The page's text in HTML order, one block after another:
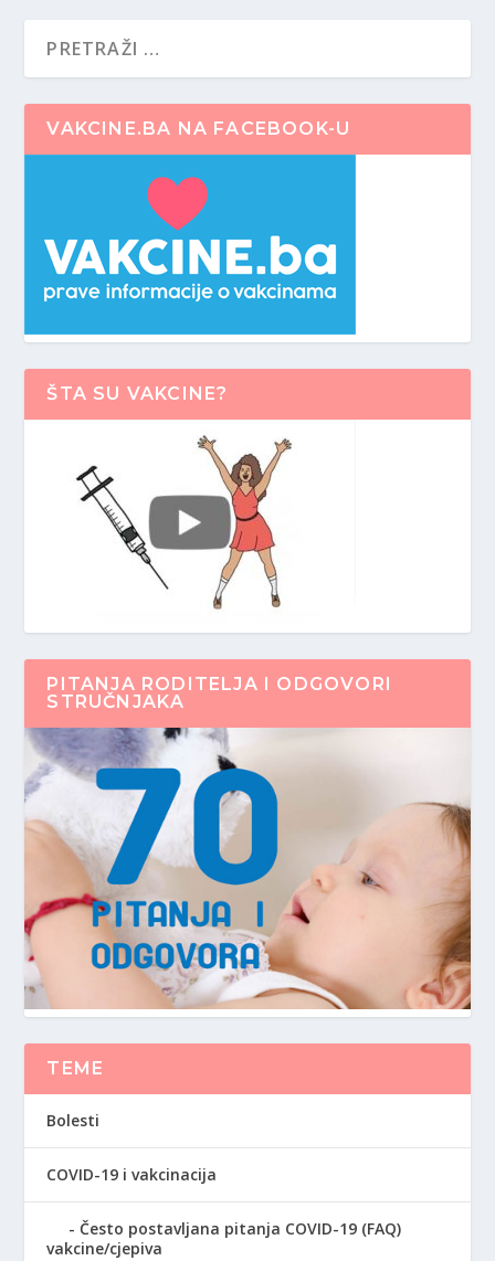
VAKCINE.BA NA FACEBOOK-U
ŠTA SU VAKCINE?
PITANJA RODITELJA I ODGOVORI
STRUČNJAKA
TEME
Bolesti
COVID-19 i vakcinacija
Često postavljana pitanja COVID-19 (FAQ)
vakcine/cjepiva